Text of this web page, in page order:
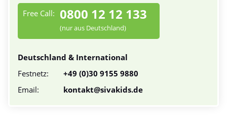
Free Call: 0800 12 12 133
(nur aus Deutschland)
Deutschland & International
Festnetz:
+49 (0)30 9155 9880
Email:
kontakt@sivakids.de